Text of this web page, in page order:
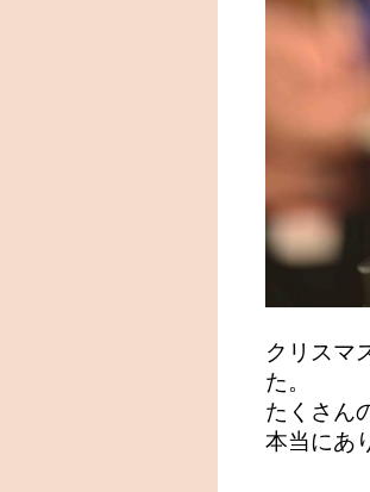
クリスマ
た。
たくさん
本当にあ